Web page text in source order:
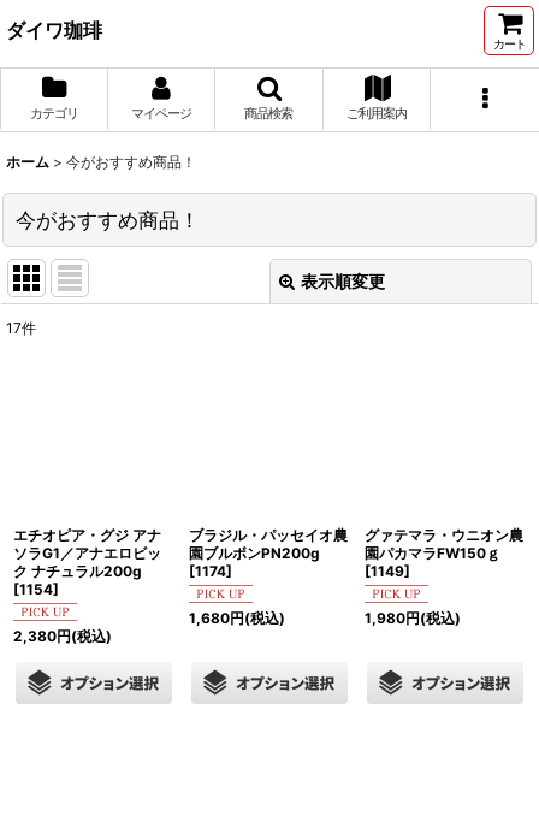
ダイワ珈琲
カート
カテゴリ マイページ 商品検索 ご利用案内
ホーム > 今がおすすめ商品！
今がおすすめ商品！
表示順変更
17件
エチオピア・グジ アナ
ソラG1／アナエロビッ
ク ナチュラル200g
[1154]
2,380円(税込)
ブラジル・パッセイオ農
園ブルボンPN200g
[1174]
1,680円(税込)
グァテマラ・ウニオン農
園パカマラFW150ｇ
[1149]
1,980円(税込)